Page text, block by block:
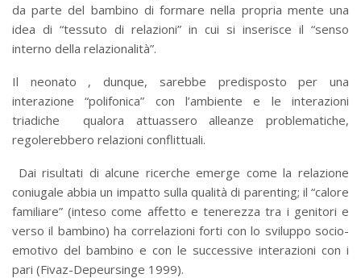
da parte del bambino di formare nella propria mente una
idea di “tessuto di relazioni” in cui si inserisce il “senso
interno della relazionalità”.
Il neonato , dunque, sarebbe predisposto per una
interazione “polifonica” con l’ambiente e le interazioni
triadiche qualora attuassero alleanze problematiche,
regolerebbero relazioni conflittuali.
Dai risultati di alcune ricerche emerge come la relazione
coniugale abbia un impatto sulla qualità di parenting; il “calore
familiare” (inteso come affetto e tenerezza tra i genitori e
verso il bambino) ha correlazioni forti con lo sviluppo socio-
emotivo del bambino e con le successive interazioni con i
pari (Fivaz-Depeursinge 1999).